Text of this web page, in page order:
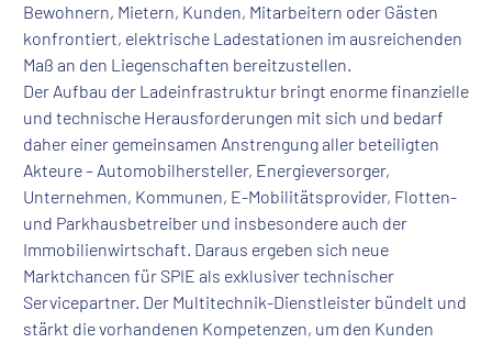
Bewohnern, Mietern, Kunden, Mitarbeitern oder Gästen
konfrontiert, elektrische Ladestationen im ausreichenden
Maß an den Liegenschaften bereitzustellen.
Der Aufbau der Ladeinfrastruktur bringt enorme finanzielle
und technische Herausforderungen mit sich und bedarf
daher einer gemeinsamen Anstrengung aller beteiligten
Akteure – Automobilhersteller, Energieversorger,
Unternehmen, Kommunen, E-Mobilitätsprovider, Flotten-
und Parkhausbetreiber und insbesondere auch der
Immobilienwirtschaft. Daraus ergeben sich neue
Marktchancen für SPIE als exklusiver technischer
Servicepartner. Der Multitechnik-Dienstleister bündelt und
stärkt die vorhandenen Kompetenzen, um den Kunden